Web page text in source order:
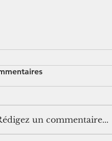
un commentaire...